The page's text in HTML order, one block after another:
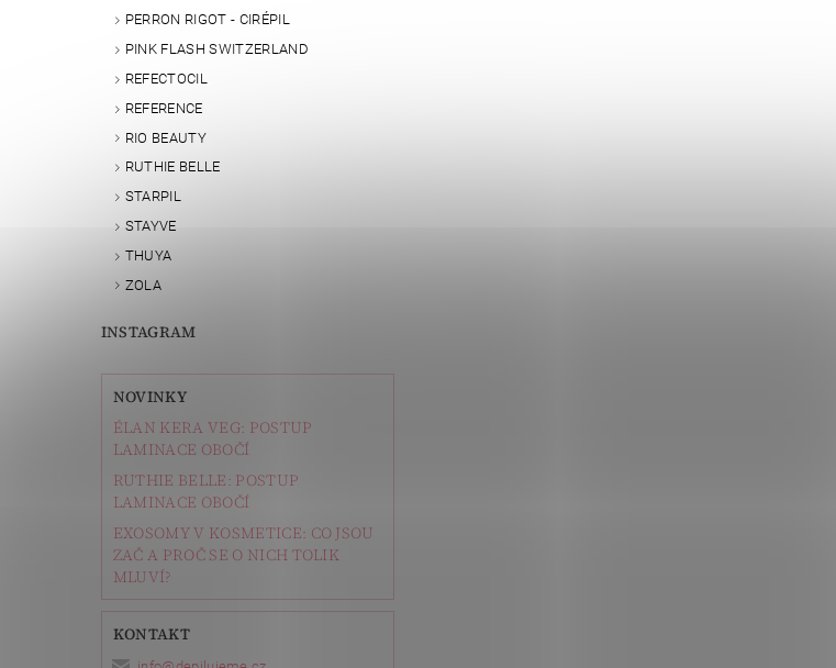
PERRON RIGOT - CIRÉPIL
PINK FLASH SWITZERLAND
REFECTOCIL
REFERENCE
RIO BEAUTY
RUTHIE BELLE
STARPIL
STAYVE
THUYA
ZOLA
INSTAGRAM
NOVINKY
ÉLAN KERA VEG: POSTUP
LAMINACE OBOČÍ
RUTHIE BELLE: POSTUP
LAMINACE OBOČÍ
EXOSOMY V KOSMETICE: CO JSOU
ZAČ A PROČ SE O NICH TOLIK
MLUVÍ?
KONTAKT